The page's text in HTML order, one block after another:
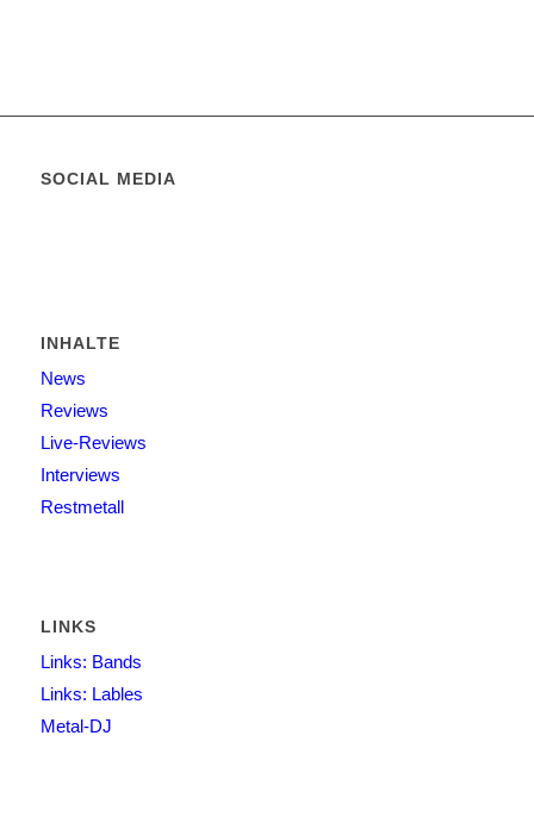
SOCIAL MEDIA
INHALTE
News
Reviews
Live-Reviews
Interviews
Restmetall
LINKS
Links: Bands
Links: Lables
Metal-DJ